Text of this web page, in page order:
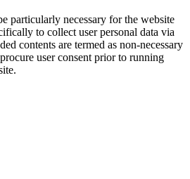
particularly necessary for the website
to collect user personal data via
contents are termed as non-necessary
user consent prior to running